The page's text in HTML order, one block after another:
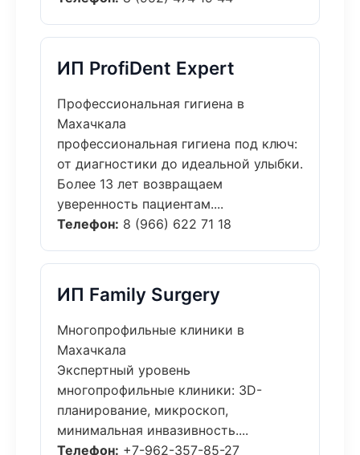
ИП ProfiDent Expert
Профессиональная гигиена в
Махачкала
профессиональная гигиена под ключ:
от диагностики до идеальной улыбки.
Более 13 лет возвращаем
уверенность пациентам....
Телефон: 8 (966) 622 71 18
ИП Family Surgery
Многопрофильные клиники в
Махачкала
Экспертный уровень
многопрофильные клиники: 3D-
планирование, микроскоп,
минимальная инвазивность....
Телефон: +7-962-357-85-27